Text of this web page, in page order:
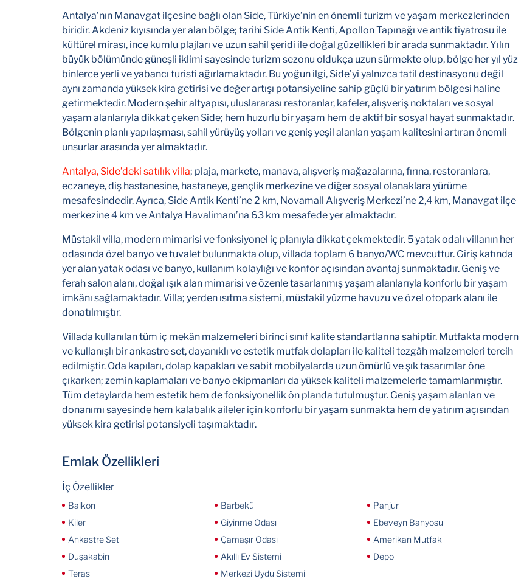
Antalya’nın Manavgat ilçesine bağlı olan Side, Türkiye’nin en önemli turizm ve yaşam merkezlerinden
biridir. Akdeniz kıyısında yer alan bölge; tarihi Side Antik Kenti, Apollon Tapınağı ve antik tiyatrosu ile
kültürel mirası, ince kumlu plajları ve uzun sahil şeridi ile doğal güzellikleri bir arada sunmaktadır. Yılın
büyük bölümünde güneşli iklimi sayesinde turizm sezonu oldukça uzun sürmekte olup, bölge her yıl yüz
binlerce yerli ve yabancı turisti ağırlamaktadır. Bu yoğun ilgi, Side’yi yalnızca tatil destinasyonu değil
aynı zamanda yüksek kira getirisi ve değer artışı potansiyeline sahip güçlü bir yatırım bölgesi haline
getirmektedir. Modern şehir altyapısı, uluslararası restoranlar, kafeler, alışveriş noktaları ve sosyal
yaşam alanlarıyla dikkat çeken Side; hem huzurlu bir yaşam hem de aktif bir sosyal hayat sunmaktadır.
Bölgenin planlı yapılaşması, sahil yürüyüş yolları ve geniş yeşil alanları yaşam kalitesini artıran önemli
unsurlar arasında yer almaktadır.
Antalya, Side’deki satılık villa; plaja, markete, manava, alışveriş mağazalarına, fırına, restoranlara,
eczaneye, diş hastanesine, hastaneye, gençlik merkezine ve diğer sosyal olanaklara yürüme
mesafesindedir. Ayrıca, Side Antik Kenti’ne 2 km, Novamall Alışveriş Merkezi’ne 2,4 km, Manavgat ilçe
merkezine 4 km ve Antalya Havalimanı’na 63 km mesafede yer almaktadır.
Müstakil villa, modern mimarisi ve fonksiyonel iç planıyla dikkat çekmektedir. 5 yatak odalı villanın her
odasında özel banyo ve tuvalet bulunmakta olup, villada toplam 6 banyo/WC mevcuttur. Giriş katında
yer alan yatak odası ve banyo, kullanım kolaylığı ve konfor açısından avantaj sunmaktadır. Geniş ve
ferah salon alanı, doğal ışık alan mimarisi ve özenle tasarlanmış yaşam alanlarıyla konforlu bir yaşam
imkânı sağlamaktadır. Villa; yerden ısıtma sistemi, müstakil yüzme havuzu ve özel otopark alanı ile
donatılmıştır.
Villada kullanılan tüm iç mekân malzemeleri birinci sınıf kalite standartlarına sahiptir. Mutfakta modern
ve kullanışlı bir ankastre set, dayanıklı ve estetik mutfak dolapları ile kaliteli tezgâh malzemeleri tercih
edilmiştir. Oda kapıları, dolap kapakları ve sabit mobilyalarda uzun ömürlü ve şık tasarımlar öne
çıkarken; zemin kaplamaları ve banyo ekipmanları da yüksek kaliteli malzemelerle tamamlanmıştır.
Tüm detaylarda hem estetik hem de fonksiyonellik ön planda tutulmuştur. Geniş yaşam alanları ve
donanımı sayesinde hem kalabalık aileler için konforlu bir yaşam sunmakta hem de yatırım açısından
yüksek kira getirisi potansiyeli taşımaktadır.
Emlak Özellikleri
İç Özellikler
Balkon Barbekü
Panjur
Kiler
Giyinme Odası
Ebeveyn Banyosu
Ankastre Set
Çamaşır Odası
Amerikan Mutfak
Duşakabin
Akıllı Ev Sistemi
Depo
Teras
Merkezi Uydu Sistemi